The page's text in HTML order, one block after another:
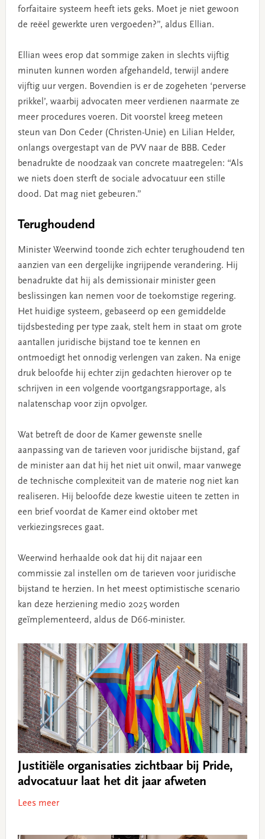
forfaitaire systeem heeft iets geks. Moet je niet gewoon
de reëel gewerkte uren vergoeden?”, aldus Ellian.
Ellian wees erop dat sommige zaken in slechts vijftig
minuten kunnen worden afgehandeld, terwijl andere
vijftig uur vergen. Bovendien is er de zogeheten ‘perverse
prikkel’, waarbij advocaten meer verdienen naarmate ze
meer procedures voeren. Dit voorstel kreeg meteen
steun van Don Ceder (Christen-Unie) en Lilian Helder,
onlangs overgestapt van de PVV naar de BBB. Ceder
benadrukte de noodzaak van concrete maatregelen: “Als
we niets doen sterft de sociale advocatuur een stille
dood. Dat mag niet gebeuren.”
Terughoudend
Minister Weerwind toonde zich echter terughoudend ten
aanzien van een dergelijke ingrijpende verandering. Hij
benadrukte dat hij als demissionair minister geen
beslissingen kan nemen voor de toekomstige regering.
Het huidige systeem, gebaseerd op een gemiddelde
tijdsbesteding per type zaak, stelt hem in staat om grote
aantallen juridische bijstand toe te kennen en
ontmoedigt het onnodig verlengen van zaken. Na enige
druk beloofde hij echter zijn gedachten hierover op te
schrijven in een volgende voortgangsrapportage, als
nalatenschap voor zijn opvolger.
Wat betreft de door de Kamer gewenste snelle
aanpassing van de tarieven voor juridische bijstand, gaf
de minister aan dat hij het niet uit onwil, maar vanwege
de technische complexiteit van de materie nog niet kan
realiseren. Hij beloofde deze kwestie uiteen te zetten in
een brief voordat de Kamer eind oktober met
verkiezingsreces gaat.
Weerwind herhaalde ook dat hij dit najaar een
commissie zal instellen om de tarieven voor juridische
bijstand te herzien. In het meest optimistische scenario
kan deze herziening medio 2025 worden
geïmplementeerd, aldus de D66-minister.
Justitiële organisaties zichtbaar bij Pride,
advocatuur laat het dit jaar afweten
Lees meer